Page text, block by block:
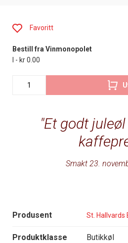
Et godt
Smakt 23.
Produsent St. Hallvards
Produktklasse Butikkøl
Favoritt
Bestill fra Vinmonopolet
l - kr 0.00